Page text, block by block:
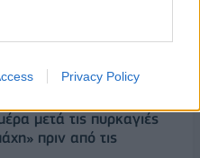
Privacy Policy
– Πάνω από
σήμερα από τα
μετά τις πυρκαγιές
πριν από τις